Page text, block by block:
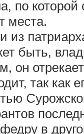
по
места.
из
быть,
он
так как
в